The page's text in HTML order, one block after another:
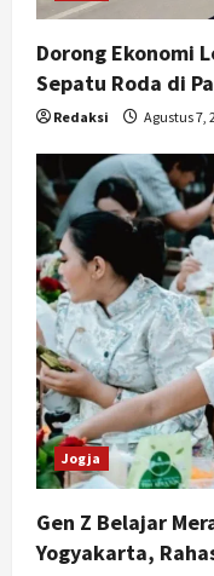
Dorong Ekonomi
Sepatu Roda di
Redaksi Agustus 7,
Jogja
Gen Z Belajar
Yogyakarta,